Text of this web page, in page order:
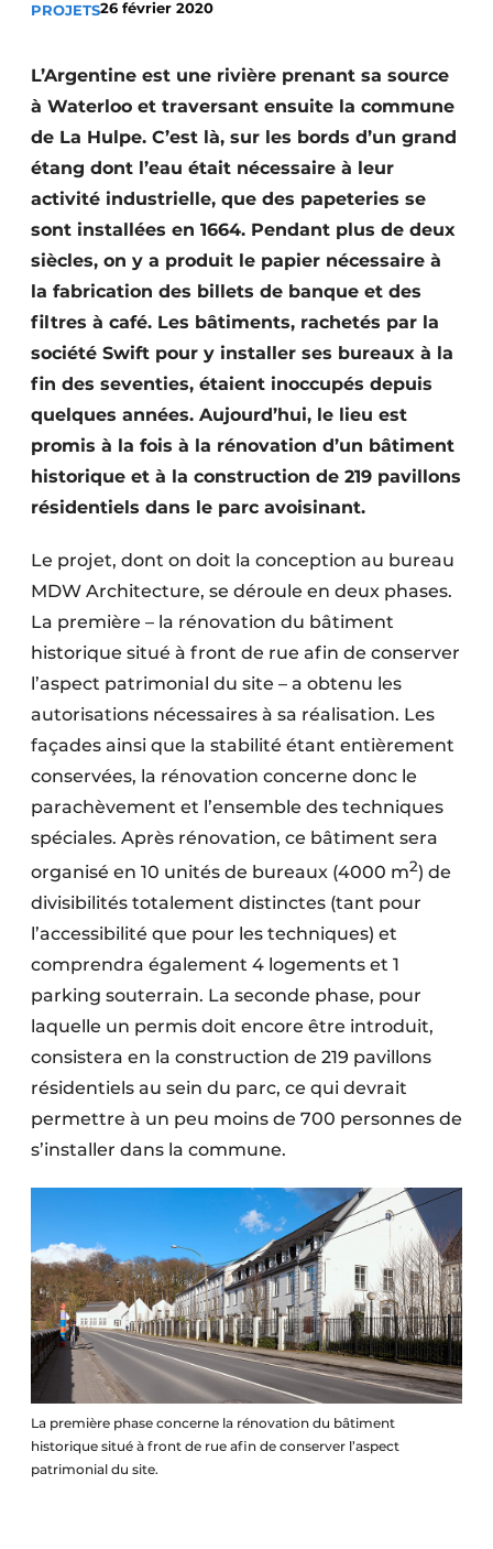
Construction bois
Contrôle d’accès
Éclairage
Fondations
Façades
Géotextiles
Infrastructures souterraines et égouttage
Protection solaire
Rénovation
Sécurité incendie
Software
Techniques ferroviaires
Travaux ferroviaires
PROJETS26 février 2020
L’Argentine est une rivière prenant sa source
à Waterloo et traversant ensuite la commune
de La Hulpe. C’est là, sur les bords d’un grand
étang dont l’eau était nécessaire à leur
activité industrielle, que des papeteries se
sont installées en 1664. Pendant plus de deux
siècles, on y a produit le papier nécessaire à
la fabrication des billets de banque et des
filtres à café. Les bâtiments, rachetés par la
société Swift pour y installer ses bureaux à la
fin des seventies, étaient inoccupés depuis
quelques années. Aujourd’hui, le lieu est
promis à la fois à la rénovation d’un bâtiment
historique et à la construction de 219 pavillons
résidentiels dans le parc avoisinant.
Le projet, dont on doit la conception au bureau
MDW Architecture, se déroule en deux phases.
La première – la rénovation du bâtiment
historique situé à front de rue afin de conserver
l’aspect patrimonial du site – a obtenu les
autorisations nécessaires à sa réalisation. Les
façades ainsi que la stabilité étant entièrement
conservées, la rénovation concerne donc le
parachèvement et l’ensemble des techniques
spéciales. Après rénovation, ce bâtiment sera
organisé en 10 unités de bureaux (4000 m2) de
divisibilités totalement distinctes (tant pour
l’accessibilité que pour les techniques) et
comprendra également 4 logements et 1
parking souterrain. La seconde phase, pour
laquelle un permis doit encore être introduit,
consistera en la construction de 219 pavillons
résidentiels au sein du parc, ce qui devrait
permettre à un peu moins de 700 personnes de
s’installer dans la commune.
La première phase concerne la rénovation du bâtiment
historique situé à front de rue afin de conserver l’aspect
patrimonial du site.